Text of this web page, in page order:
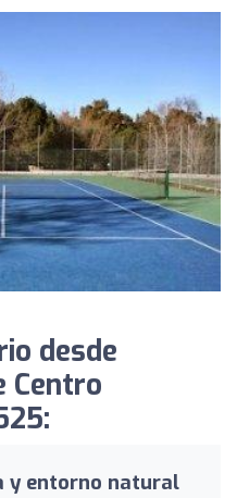
desde
Centro
y entorno natural